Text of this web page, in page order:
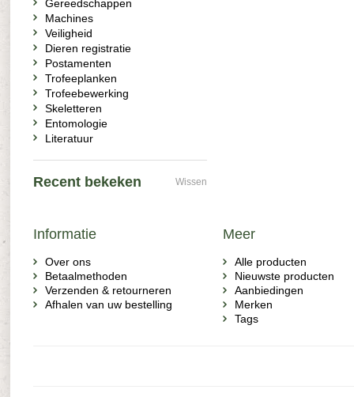
Gereedschappen
Machines
Veiligheid
Dieren registratie
Postamenten
Trofeeplanken
Trofeebewerking
Skeletteren
Entomologie
Literatuur
Recent bekeken Wissen
Informatie
Over ons
Betaalmethoden
Verzenden & retourneren
Afhalen van uw bestelling
Meer
Alle producten
Nieuwste producten
Aanbiedingen
Merken
Tags